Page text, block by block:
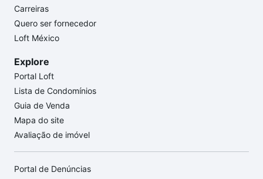
Carreiras
Quero ser fornecedor
Loft México
Explore
Portal Loft
Lista de Condomínios
Guia de Venda
Mapa do site
Avaliação de imóvel
Portal de Denúncias